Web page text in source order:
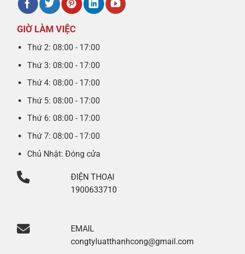
GIỜ LÀM VIỆC
Thứ 2: 08:00 - 17:00
Thứ 3: 08:00 - 17:00
Thứ 4: 08:00 - 17:00
Thứ 5: 08:00 - 17:00
Thứ 6: 08:00 - 17:00
Thứ 7: 08:00 - 17:00
Chủ Nhật: Đóng cửa
ĐIỆN THOẠI
1900633710
EMAIL
congtyluatthanhcong@gmail.com